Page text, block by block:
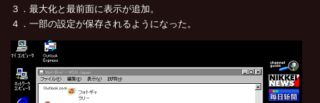
３．最大化と最前面に表示が追加。
４．一部の設定が保存されるようになった。